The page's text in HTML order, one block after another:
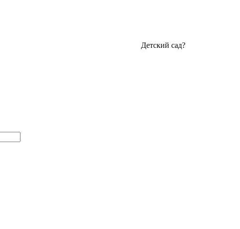
Детский сад?